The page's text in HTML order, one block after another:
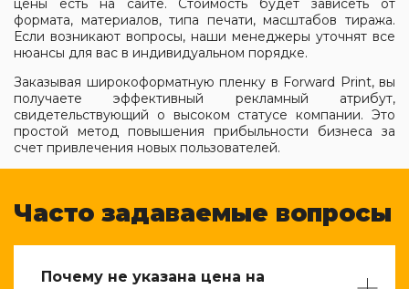
цены есть на сайте. Стоимость будет зависеть от
формата, материалов, типа печати, масштабов тиража.
Если возникают вопросы, наши менеджеры уточнят все
нюансы для вас в индивидуальном порядке.
Заказывая широкоформатную пленку в Forward Print, вы
получаете эффективный рекламный атрибут,
свидетельствующий о высоком статусе компании. Это
простой метод повышения прибыльности бизнеса за
счет привлечения новых пользователей.
Часто задаваемые вопросы
Почему не указана цена на